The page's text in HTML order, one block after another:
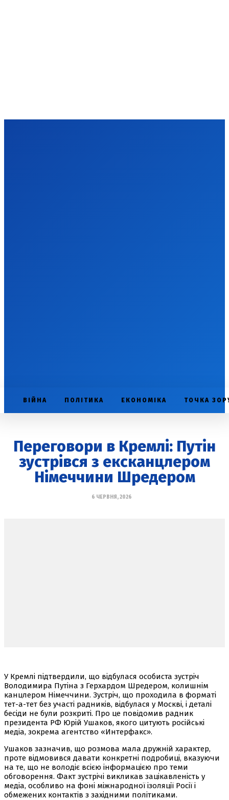
ВІЙНА ПОЛІТИКА ЕКОНОМІКА ТОЧКА
Переговори в Кремлі: Путін
зустрівся з ексканцлером
Німеччини Шредером
6 ЧЕРВНЯ, 2026
У Кремлі підтвердили, що відбулася особиста зустріч
Володимира Путіна з Герхардом Шредером, колишнім
канцлером Німеччини. Зустріч, що проходила в форматі
тет-а-тет без участі радників, відбулася у Москві, і деталі
бесіди не були розкриті. Про це повідомив радник
президента РФ Юрій Ушаков, якого цитують російські
медіа, зокрема агентство «Интерфакс».
Ушаков зазначив, що розмова мала дружній характер,
проте відмовився давати конкретні подробиці, вказуючи
на те, що не володіє всією інформацією про теми
обговорення. Факт зустрічі викликав зацікавленість у
медіа, особливо на фоні міжнародної ізоляції Росії і
обмежених контактів з західними політиками.